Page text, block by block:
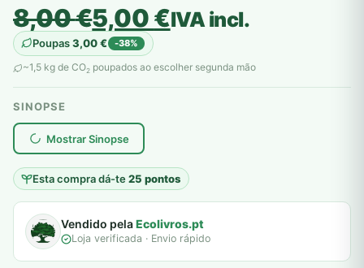
8,00€
O
preço
original
era:
8,00 €.
5,00€
O
preço
atual
é:
5,00 €.
IVA incl.
Poupas3,00€ -38%
~1,5 kg de CO2 poupados ao escolher segunda mão
SINOPSE
Mostrar Sinopse
Esta compra dá-te25 pontos
plantar árvores reais
Vendido pelaEcolivros.pt
Loja verificada · Envio rápido